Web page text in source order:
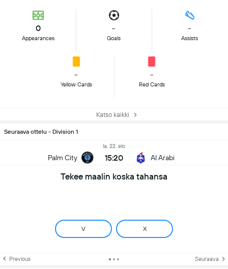
0
Appearances
-
Goals
-
Assists
-
Yellow Cards
-
Red Cards
Katso kaikki
Seuraava ottelu - Division 1
Palm City
la, 22. elo
15:20 Al Arabi
Tekee maalin koska tahansa
V X
Previous Seuraava